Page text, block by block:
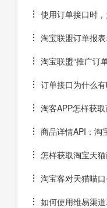
使用订单接口时
淘宝联盟订单报
淘宝联盟“推广订
订单接口为什么
淘客APP怎样获
商品详情API：淘
怎样获取淘宝天
淘宝客对天猫喵
如何使用维易渠